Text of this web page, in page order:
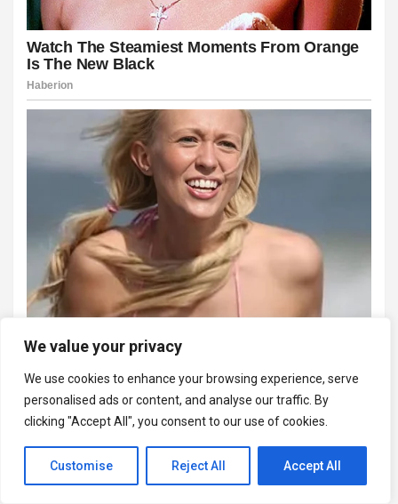
We value your privacy
We use cookies to enhance your browsing experience, serve
personalised ads or content, and analyse our traffic. By
clicking "Accept All", you consent to our use of cookies.
Customise Reject All Accept All